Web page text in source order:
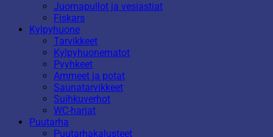
Juomapullot ja vesiastiat
Fiskars
Kylpyhuone
Tarvikkeet
Kylpyhuonematot
Pyyhkeet
Ammeet ja potat
Saunatarvikkeet
Suihkuverhot
WC-harjat
Puutarha
Puutarhakalusteet